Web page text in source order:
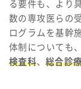
る要件も、より
数の専攻医らの
ログラムを基幹
体制についても
検査科、総合診